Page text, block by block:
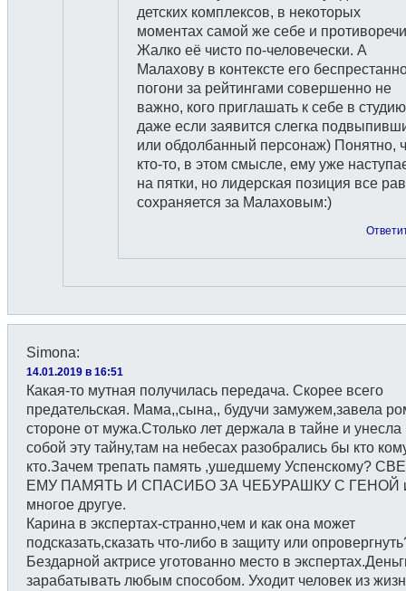
детских комплексов, в некоторых
моментах самой же себе и
Жалко её чисто по-человечески. А
Малахову в контексте его
погони за рейтингами совершенно не
важно, кого приглашать к себе в
даже если заявится слегка
или обдолбанный персонаж) Понятно,
кто-то, в этом смысле, ему уже
на пятки, но лидерская позиция все
сохраняется за Малаховым:)
Simona:
14.01.2019 в 16:51
Какая-то мутная получилась передача. Скорее всего
предательская. Мама,,сына,, будучи замужем,завела
стороне от мужа.Столько лет держала в тайне и
собой эту тайну,там на небесах разобрались бы кто
кто.Зачем трепать память ,ушедшему Успенскому?
ЕМУ ПАМЯТЬ И СПАСИБО ЗА ЧЕБУРАШКУ С ГЕНОЙ
многое другуе.
Карина в экспертах-странно,чем и как она может
подсказать,сказать что-либо в защиту или
Бездарной актрисе уготованно место в
зарабатывать любым способом. Уходит человек из